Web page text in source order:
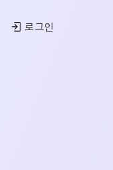
로그인